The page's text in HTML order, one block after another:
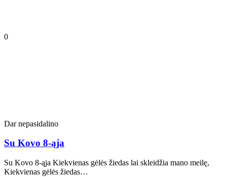
0
Dar nepasidalino
Su Kovo 8-ąja
Su Kovo 8-ąja Kiekvienas gėlės žiedas lai skleidžia mano meilę,
Kiekvienas gėlės žiedas…